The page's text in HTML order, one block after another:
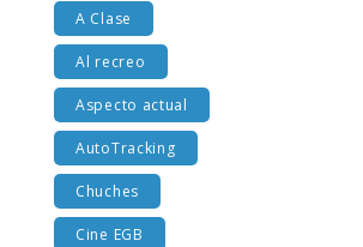
A Clase
Al recreo
Aspecto actual
AutoTracking
Chuches
Cine EGB